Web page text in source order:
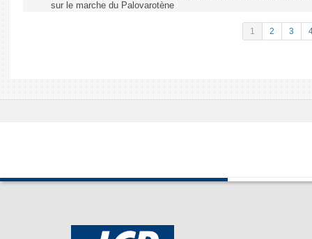
sur le marche du Palovarotène
1 2 3